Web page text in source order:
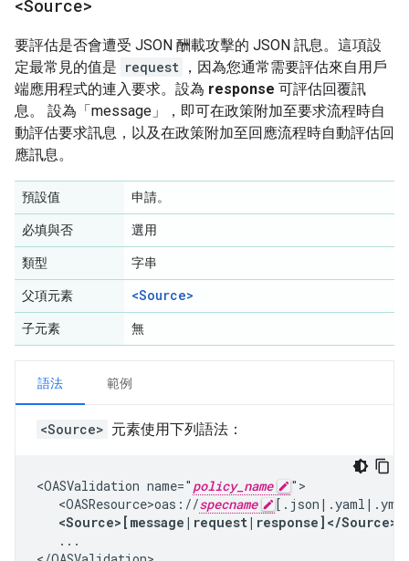
<Source>
要評估是否會遭受 JSON 酬載攻擊的 JSON 訊息。這項設
定最常見的值是 request ，因為您通常需要評估來自用戶
端應用程式的連入要求。設為 response 可評估回覆訊
息。 設為「message」
，即可在政策附加至要求流程時自
動評估要求訊息，以及在政策附加至回應流程時自動評估回
應訊息。
預設值 申請。
必填與否 選用
類型 字串
父項元素 <Source>
子元素 無
語法 範例
<Source> 元素使用下列語法：
<OASValidation name=" policy_name
">
   <OASResource>oas://
specname
<Source>[message|request|response]</Source>
   ...